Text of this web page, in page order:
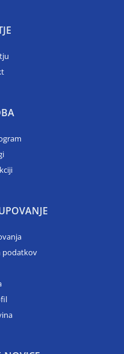
podatkov